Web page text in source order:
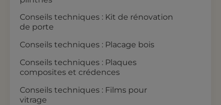
Conseils techniques : Kit de rénovation
de porte
Conseils techniques : Placage bois
Conseils techniques : Plaques
composites et crédences
Conseils techniques : Films pour
vitrage